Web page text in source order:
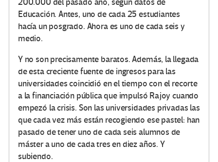
200.000 del pasado año, según datos de
Educación. Antes, uno de cada 25 estudiantes
hacía un posgrado. Ahora es uno de cada seis y
medio.
Y no son precisamente baratos. Además, la llegada
de esta creciente fuente de ingresos para las
universidades coincidió en el tiempo con el recorte
a la financiación pública que impulsó Rajoy cuando
empezó la crisis. Son las universidades privadas las
que cada vez más están recogiendo ese pastel: han
pasado de tener uno de cada seis alumnos de
máster a uno de cada tres en diez años. Y
subiendo.